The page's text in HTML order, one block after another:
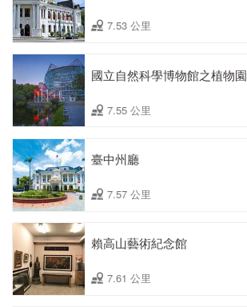
7.53 公里
國立自然科學博物館之植物園
7.55 公里
臺中州廳
7.57 公里
賴高山藝術紀念館
7.61 公里